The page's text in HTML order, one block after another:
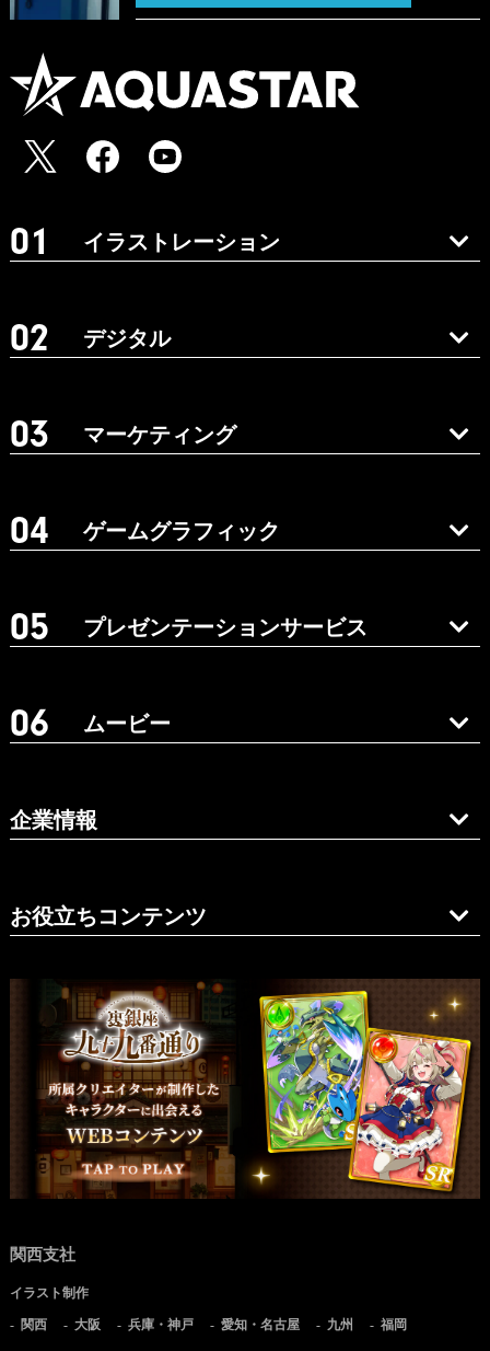
イラストレーション
デジタル
マーケティング
ゲームグラフィック
プレゼンテーションサービス
ムービー
企業情報
お役立ちコンテンツ
関西支社
イラスト制作
関西 大阪 兵庫・神戸 愛知・名古屋 九州 福岡